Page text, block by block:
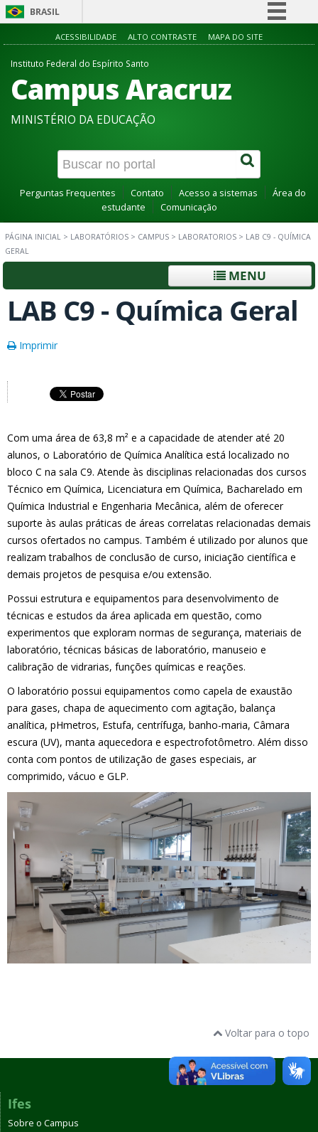
BRASIL
Simplifique!
Acesso à informação
Canais
ACESSIBILIDADE ALTO CONTRASTE MAPA DO SITE
Instituto Federal do Espírito Santo
Campus Aracruz
MINISTÉRIO DA EDUCAÇÃO
Perguntas Frequentes Contato Acesso a sistemas
Área do
estudante
Comunicação
PÁGINA INICIAL > LABORATÓRIOS > CAMPUS > LABORATORIOS > LAB C9 - QUÍMICA
GERAL
MENU
LAB C9 - Química Geral
Imprimir
Com uma área de 63,8 m² e a capacidade de atender até 20
alunos, o Laboratório de Química Analítica está localizado no
bloco C na sala C9. Atende às disciplinas relacionadas dos cursos
Técnico em Química, Licenciatura em Química, Bacharelado em
Química Industrial e Engenharia Mecânica, além de oferecer
suporte às aulas práticas de áreas correlatas relacionadas demais
cursos ofertados no campus. Também é utilizado por alunos que
realizam trabalhos de conclusão de curso, iniciação científica e
demais projetos de pesquisa e/ou extensão.
Possui estrutura e equipamentos para desenvolvimento de
técnicas e estudos da área aplicada em questão, como
experimentos que exploram normas de segurança, materiais de
laboratório, técnicas básicas de laboratório, manuseio e
calibração de vidrarias, funções químicas e reações.
O laboratório possui equipamentos como capela de exaustão
para gases, chapa de aquecimento com agitação, balança
analítica, pHmetros, Estufa, centrífuga, banho-maria, Câmara
escura (UV), manta aquecedora e espectrofotômetro. Além disso
conta com pontos de utilização de gases especiais, ar
comprimido, vácuo e GLP.
Voltar para o topo
Ifes
Sobre o Campus